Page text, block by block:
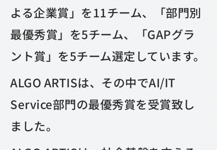
よる企業賞」を11チーム、「部門別
最優秀賞」を5チーム、「GAPグラ
ント賞」を5チーム選定しています。
ALGO ARTISは、その中でAI/IT
Service部門の最優秀賞を受賞致し
ました。